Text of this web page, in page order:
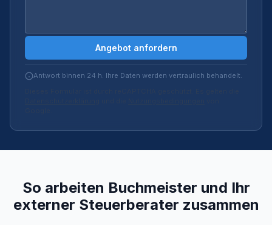
Angebot anfordern
Antwort binnen 24 h. Ihre Daten werden vertraulich behandelt.
So arbeiten Buchmeister und Ihr
externer Steuerberater zusammen